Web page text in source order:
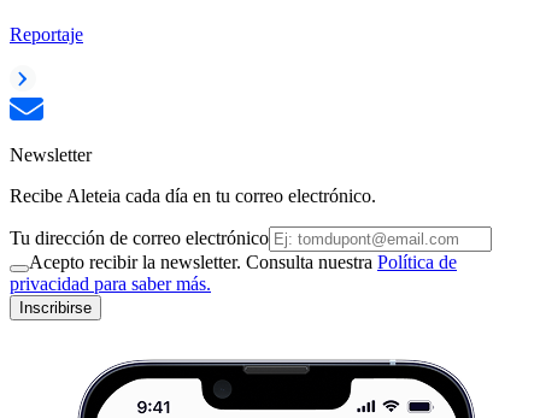
Reportaje
Newsletter
Recibe Aleteia cada día en tu correo electrónico.
Tu dirección de correo electrónico
Acepto recibir la newsletter. Consulta nuestra Política de
privacidad para saber más.
Inscribirse